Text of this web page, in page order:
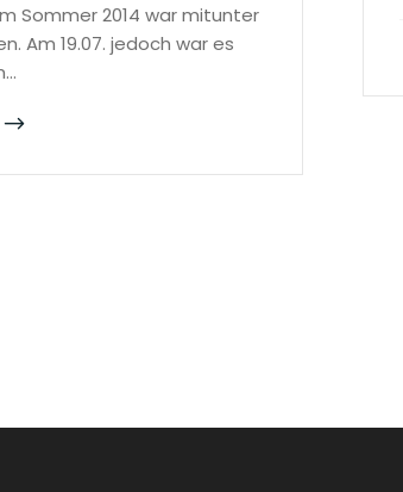
Sommer 2014 war mitunter
Am 19.07. jedoch war es